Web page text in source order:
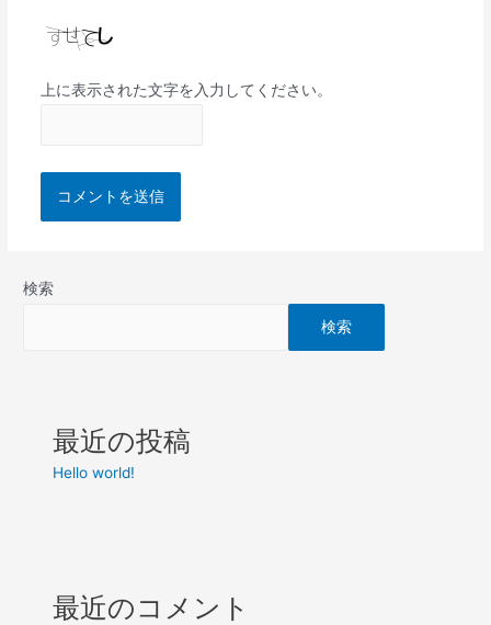
上に表示された文字を入力してください。
検索
検索
最近の投稿
Hello world!
最近のコメント